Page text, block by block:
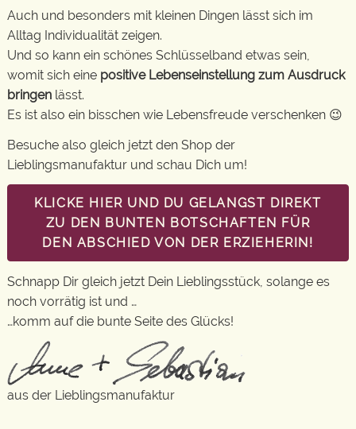
Auch und besonders mit kleinen Dingen lässt sich im
Alltag Individualität zeigen.
Und so kann ein schönes Schlüsselband etwas sein,
womit sich eine positive Lebenseinstellung zum Ausdruck
bringen lässt.
Es ist also ein bisschen wie Lebensfreude verschenken 😉
Besuche also gleich jetzt den Shop der
Lieblingsmanufaktur und schau Dich um!
KLICKE HIER UND DU GELANGST DIREKT
ZU DEN BUNTEN BOTSCHAFTEN FÜR
DEN ABSCHIED VON DER ERZIEHERIN!
Schnapp Dir gleich jetzt Dein Lieblingsstück, solange es
noch vorrätig ist und …
…komm auf die bunte Seite des Glücks!
aus der Lieblingsmanufaktur